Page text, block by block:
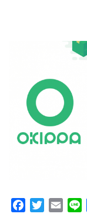
FacebookTwitterEmail